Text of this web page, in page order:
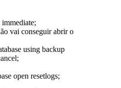
vai conseguir abrir o
using backup
open resetlogs;